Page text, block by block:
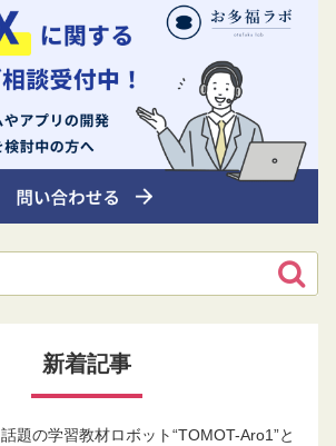
新着記事
話題の学習教材ロボット“TOMOT-Aro1”と